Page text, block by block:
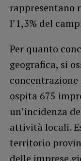
rappresentano
l’1,3% del
Per quanto
geografica, si
concentrazione
ospita 675
un’incidenza
attività locali.
territorio
delle imprese